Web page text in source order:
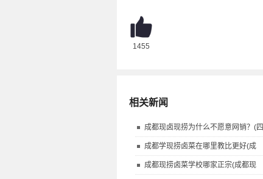
1455
相关新闻
成都现卤现捞为什么不愿意网销？(四
成都学现捞卤菜在哪里教比更好(成
成都现捞卤菜学校哪家正宗(成都现